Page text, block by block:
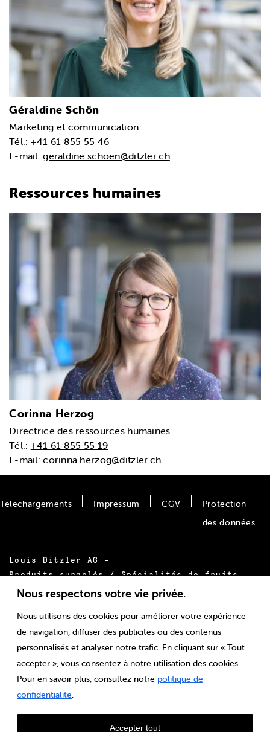
Nous respectons votre vie privée.
Nous utilisons des cookies pour améliorer votre expérience
de navigation, diffuser des publicités ou des contenus
personnalisés et analyser notre trafic. En cliquant sur « Tout
accepter », vous consentez à notre utilisation des cookies.
Pour en savoir plus, consultez notre politique de
confidentialité
Accepter tout
Géraldine Schön
Marketing et communication
Tél.: +41 61 855 55 46
E-mail:geraldine.schoen@ditzler.ch
Ressources humaines
Corinna Herzog
Directrice des ressources humaines
Tél.: +41 61 855 55 19
E-mail:corinna.herzog@ditzler.ch
Louis Ditzler AG –
Produits surgelés / Spécialités de fruits
Bäumlimattstrasse 20
Tél.:+41 61 855 55 00
E-mail:info@ditzler.ch
Téléchargements Impressum CGV
Protection
des données